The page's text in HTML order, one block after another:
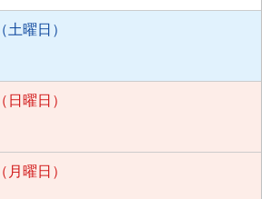
曜日）
曜日）
曜日）